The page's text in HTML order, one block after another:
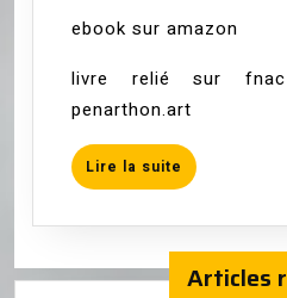
ebook sur amazon
livre relié sur
penarthon.art
Lire la suite Lire
la
Articles